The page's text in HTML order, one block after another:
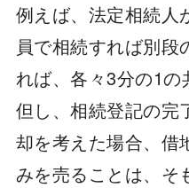
例えば、法定相続人
員で相続すれば別
れば、各々3分の1の
但し、相続登記の完
却を考えた場合、借
みを売ることは、そ